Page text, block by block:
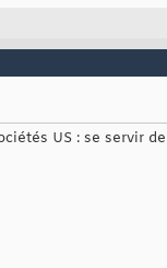
US : se servir